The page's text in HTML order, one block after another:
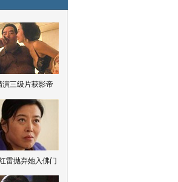
演三级片获影帝
雷抛弃她入佛门